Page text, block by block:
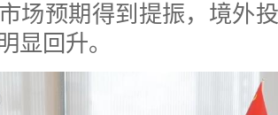
场预期得到提振，境外
显回升。